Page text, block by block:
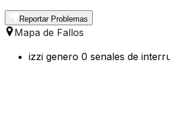
Reportar Problemas
Mapa de Fallos
izzi genero 0 senales de